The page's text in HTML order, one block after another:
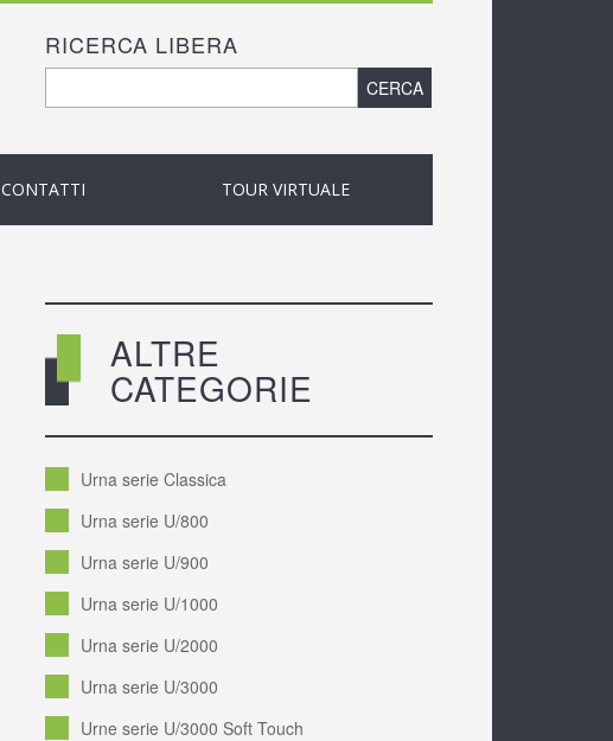
RICERCA LIBERA
FORM DI RICERCA
Cerca
CONTATTI TOUR VIRTUALE
ALTRE
CATEGORIE
Urna serie Classica
Urna serie U/800
Urna serie U/900
Urna serie U/1000
Urna serie U/2000
Urna serie U/3000
Urne serie U/3000 Soft Touch